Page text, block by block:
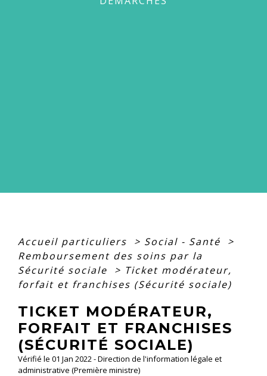
Accueil particuliers > Social - Santé
>
Remboursement des soins par la
Sécurité sociale
> Ticket modérateur,
forfait et franchises (Sécurité sociale)
TICKET MODÉRATEUR,
FORFAIT ET FRANCHISES
(SÉCURITÉ SOCIALE)
Vérifié le 01 Jan 2022 - Direction de l'information légale et
administrative (Première ministre)